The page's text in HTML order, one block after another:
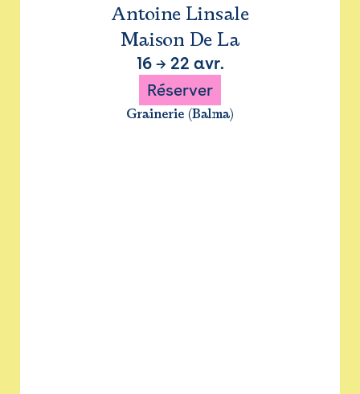
Antoine Linsale
Maison De La
16→ 22 avr.
Réserver
Grainerie (Balma)